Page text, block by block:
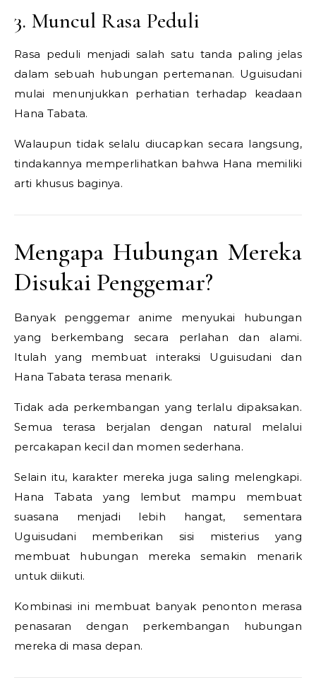
3. Muncul Rasa Peduli
Rasa peduli menjadi salah satu tanda paling jelas
dalam sebuah hubungan pertemanan. Uguisudani
mulai menunjukkan perhatian terhadap keadaan
Hana Tabata.
Walaupun tidak selalu diucapkan secara langsung,
tindakannya memperlihatkan bahwa Hana memiliki
arti khusus baginya.
Mengapa Hubungan Mereka
Disukai Penggemar?
Banyak penggemar anime menyukai hubungan
yang berkembang secara perlahan dan alami.
Itulah yang membuat interaksi Uguisudani dan
Hana Tabata terasa menarik.
Tidak ada perkembangan yang terlalu dipaksakan.
Semua terasa berjalan dengan natural melalui
percakapan kecil dan momen sederhana.
Selain itu, karakter mereka juga saling melengkapi.
Hana Tabata yang lembut mampu membuat
suasana menjadi lebih hangat, sementara
Uguisudani memberikan sisi misterius yang
membuat hubungan mereka semakin menarik
untuk diikuti.
Kombinasi ini membuat banyak penonton merasa
penasaran dengan perkembangan hubungan
mereka di masa depan.